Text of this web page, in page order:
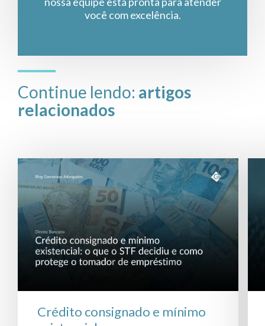
você com excelência.
Continue lendo: artigos
relacionados
Crédito consignado e mínimo